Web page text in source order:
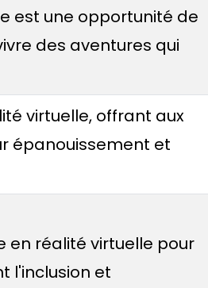
est une opportunité de
des aventures qui
virtuelle, offrant aux
épanouissement et
en réalité virtuelle pour
l'inclusion et